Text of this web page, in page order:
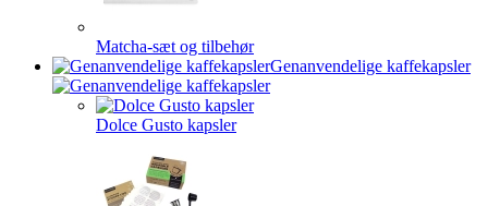
Matcha-sæt og tilbehør
Genanvendelige kaffekapsler
Dolce Gusto kapsler